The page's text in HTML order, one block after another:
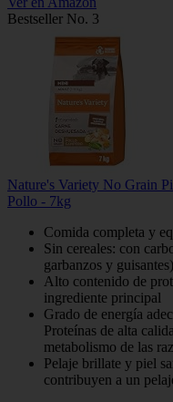
Bestseller No. 3
Nature's Variety No Grain
Pollo - 7kg
Comida completa y
Sin cereales: con
garbanzos y guisantes)
Alto contenido de
ingrediente principal
Grado de energía
Proteínas de alta
metabolismo de las
Pelaje brillate y piel
contribuyen a un